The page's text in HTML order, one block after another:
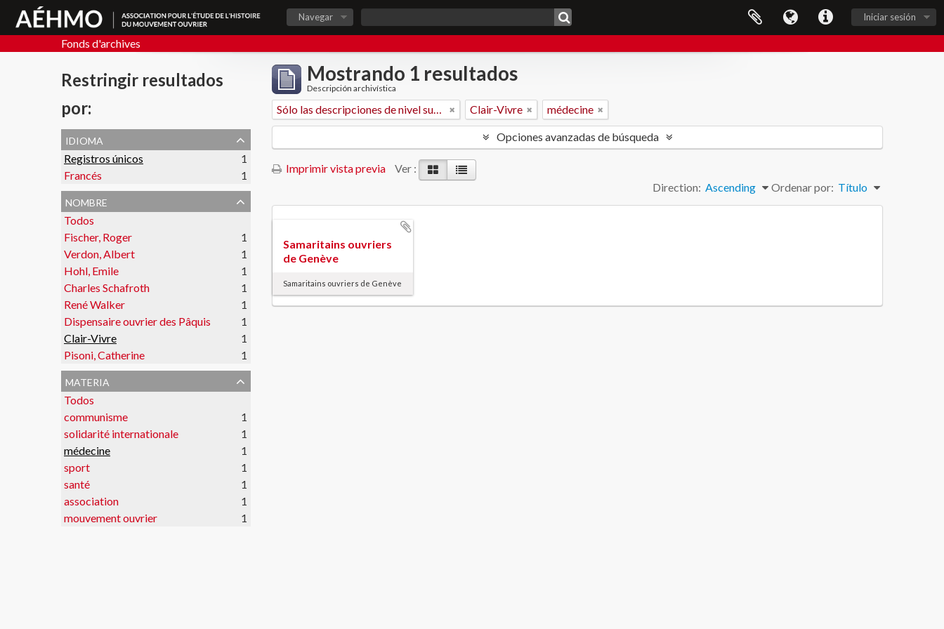
Iniciar sesión
Navegar
Fonds d'archives
Restringir resultados
por:
idioma
Registros únicos
1
Francés
1
nombre
Todos
Fischer, Roger
1
Verdon, Albert
1
Hohl, Emile
1
Charles Schafroth
1
René Walker
1
Dispensaire ouvrier des Pâquis
1
Clair-Vivre
1
Pisoni, Catherine
1
materia
Todos
communisme
1
solidarité internationale
1
médecine
1
sport
1
santé
1
association
1
mouvement ouvrier
1
Mostrando 1 resultados
Descripción archivística
Sólo las descripciones de nivel superior Clair-Vivre médecine
Opciones avanzadas de búsqueda
Imprimir vista previa
Ver :
Ordenar por: Título
Direction: Ascending
Samaritains ouvriers
de Genève
Samaritains ouvriers de Genève